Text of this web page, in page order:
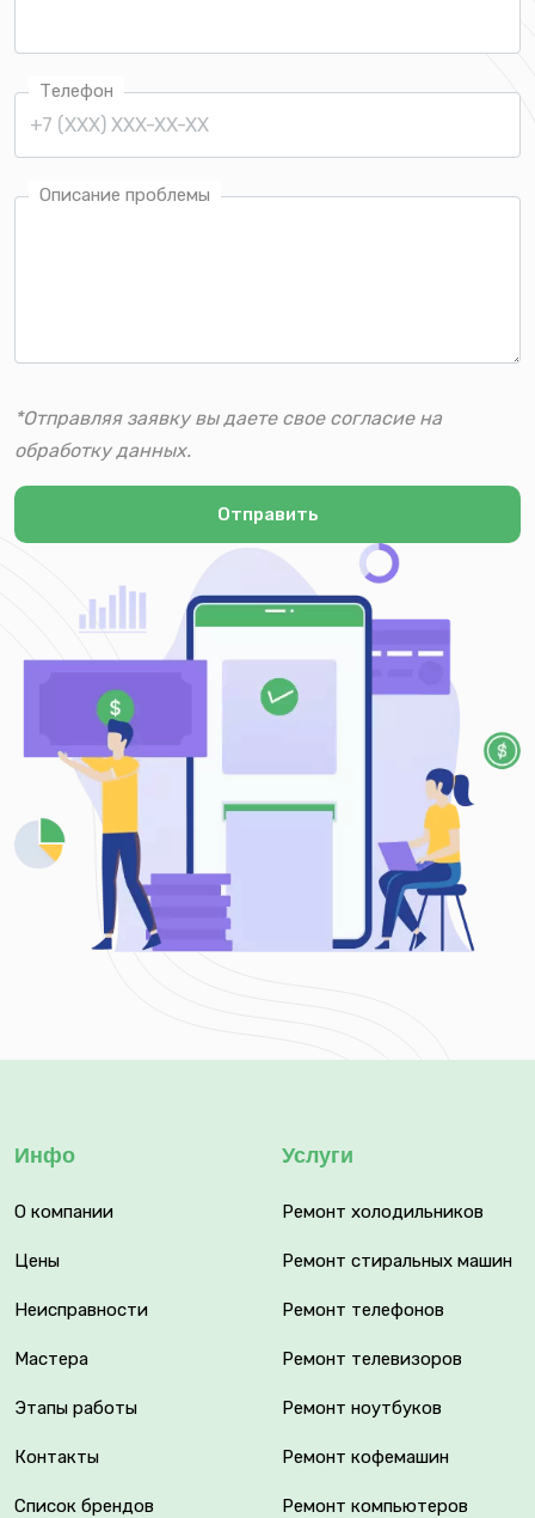
Телефон
Описание проблемы
*Отправляя заявку вы даете свое согласие на
обработку данных.
Отправить
Инфо
О компании
Цены
Неисправности
Мастера
Этапы работы
Контакты
Список брендов
Услуги
Ремонт холодильников
Ремонт стиральных машин
Ремонт телефонов
Ремонт телевизоров
Ремонт ноутбуков
Ремонт кофемашин
Ремонт компьютеров